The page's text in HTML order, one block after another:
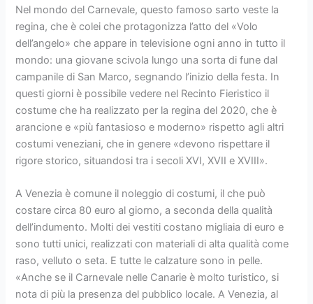
Nel mondo del Carnevale, questo famoso sarto veste la
regina, che è colei che protagonizza l’atto del «Volo
dell’angelo» che appare in televisione ogni anno in tutto il
mondo: una giovane scivola lungo una sorta di fune dal
campanile di San Marco, segnando l’inizio della festa. In
questi giorni è possibile vedere nel Recinto Fieristico il
costume che ha realizzato per la regina del 2020, che è
arancione e «più fantasioso e moderno» rispetto agli altri
costumi veneziani, che in genere «devono rispettare il
rigore storico, situandosi tra i secoli XVI, XVII e XVIII».
A Venezia è comune il noleggio di costumi, il che può
costare circa 80 euro al giorno, a seconda della qualità
dell’indumento. Molti dei vestiti costano migliaia di euro e
sono tutti unici, realizzati con materiali di alta qualità come
raso, velluto o seta. E tutte le calzature sono in pelle.
«Anche se il Carnevale nelle Canarie è molto turistico, si
nota di più la presenza del pubblico locale. A Venezia, al